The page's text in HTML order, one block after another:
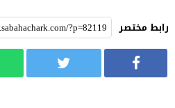
رابط مختصر